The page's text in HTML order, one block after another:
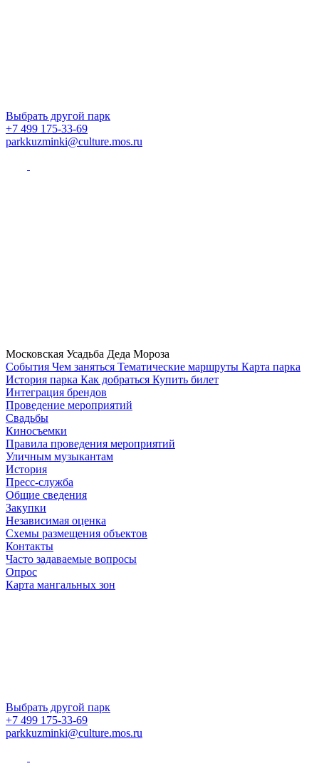
Выбрать другой парк
+7 499 175-33-69
parkkuzminki@culture.mos.ru
Московская Усадьба Деда Мороза
Cобытия Чем заняться Тематические маршруты Карта парка
История парка Как добраться Купить билет
Интеграция брендов
Проведение мероприятий
Свадьбы
Киносъемки
Правила проведения мероприятий
Уличным музыкантам
История
Пресс-служба
Общие сведения
Закупки
Независимая оценка
Схемы размещения объектов
Контакты
Часто задаваемые вопросы
Опрос
Карта мангальных зон
Выбрать другой парк
+7 499 175-33-69
parkkuzminki@culture.mos.ru